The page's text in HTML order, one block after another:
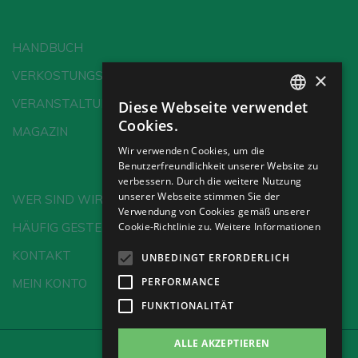
HANDBUCH
VERKOSTUNGSSCHULE
VERANSTALTUNGEN
MAGAZIN
WER SIND WIR?
HÄUFIG GESTELLTE FRAGEN
KONTAKT
MEIN KONTO
SPANISH
GERMAN
×
Diese Webseite verwendet
Cookies.
Wir verwenden Cookies, um die
Benutzerfreundlichkeit unserer Website zu
verbessern. Durch die weitere Nutzung
unserer Webseite stimmen Sie der
Verwendung von Cookies gemäß unserer
Cookie-Richtlinie zu. Weitere Informationen
UNBEDINGT ERFORDERLICH
PERFORMANCE
FUNKTIONALITÄT
ALLE AKZEPTIEREN